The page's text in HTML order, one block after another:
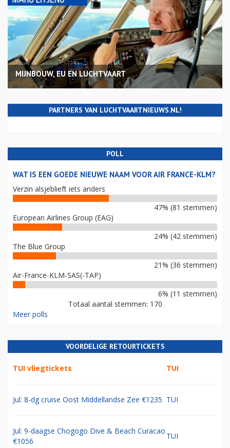
MIJNBOUW, EU EN LUCHTVAART
PARTNERS VAN LUCHTVAARTNIEUWS.NL!
POLL
WAT IS EEN GOEDE NIEUWE NAAM VOOR AIR FRANCE-KLM?
Verzin alsjeblieft iets anders
47% (81 stemmen)
European Airlines Group (EAG)
24% (42 stemmen)
The Blue Group
21% (36 stemmen)
Air-France-KLM-SAS(-TAP)
6% (11 stemmen)
Totaal aantal stemmen: 170
Meer polls
VOORDELIGE RETOURTICKETS
TUI vliegtickets TUI
Jul: 8-dg cruise Oost Middellandse Zee €1235 TUI
Jul: 9-daagse Chogogo Dive & Beach Curacao
€1056
TUI